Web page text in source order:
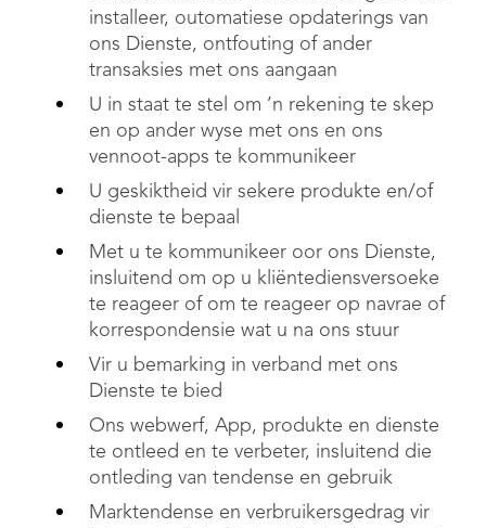
installeer, outomatiese opdaterings van
ons Dienste, ontfouting of ander
transaksies met ons aangaan
U in staat te stel om ’n rekening te skep
en op ander wyse met ons en ons
vennoot-apps te kommunikeer
U geskiktheid vir sekere produkte en/of
dienste te bepaal
Met u te kommunikeer oor ons Dienste,
insluitend om op u kliëntediensversoeke
te reageer of om te reageer op navrae of
korrespondensie wat u na ons stuur
Vir u bemarking in verband met ons
Dienste te bied
Ons webwerf, App, produkte en dienste
te ontleed en te verbeter, insluitend die
ontleding van tendense en gebruik
Marktendense en verbruikersgedrag vir